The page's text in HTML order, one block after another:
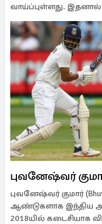
வாய்ப்புள்ளது.
புவனேஷ்வர்
புவனேஷ்வர் குமார்
ஆண்டுகளாக இந்திய
2018யில் கடைசியாக